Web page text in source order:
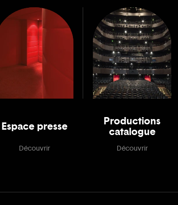
Espace presse
Découvrir
Productions
catalogue
Découvrir